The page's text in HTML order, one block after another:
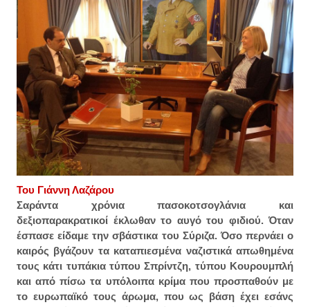
Του Γιάννη Λαζάρου
Σαράντα χρόνια πασοκοτσογλάνια και
δεξιοπαρακρατικοί έκλωθαν το αυγό του φιδιού. Όταν
έσπασε είδαμε την σβάστικα του Σύριζα. Όσο περνάει ο
καιρός βγάζουν τα καταπιεσμένα ναζιστικά απωθημένα
τους κάτι τυπάκια τύπου Σπρίντζη, τύπου Κουρουμπλή
και από πίσω τα υπόλοιπα κρίμα που προσπαθούν με
το ευρωπαϊκό τους άρωμα, που ως βάση έχει εσάνς